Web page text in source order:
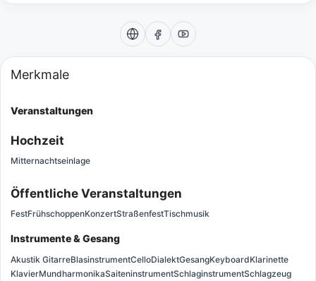
Merkmale
Veranstaltungen
Hochzeit
Mitternachtseinlage
Öffentliche Veranstaltungen
FestFrühschoppenKonzertStraßenfestTischmusik
Instrumente & Gesang
Akustik GitarreBlasinstrumentCelloDialektGesangKeyboardKlarinette
KlavierMundharmonikaSaiteninstrumentSchlaginstrumentSchlagzeug